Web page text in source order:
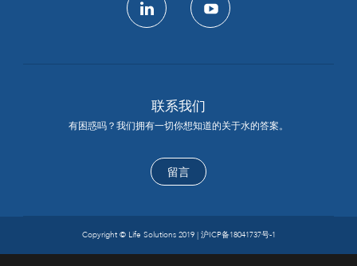
联系我们
有困惑吗？我们拥有一切你想知道的关于水的答案。
留言
Copyright © Life Solutions 2019 | 沪ICP备18041737号-1